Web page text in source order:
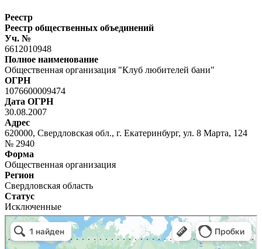
Реестр
Реестр общественных объединений
Уч. №
6612010948
Полное наименование
Общественная организация "Клуб любителей бани"
ОГРН
1076600009474
Дата ОГРН
30.08.2007
Адрес
620000, Свердловская обл., г. Екатеринбург, ул. 8 Марта, 124
№ 2940
Форма
Общественная организация
Регион
Свердловская область
Статус
Исключенные